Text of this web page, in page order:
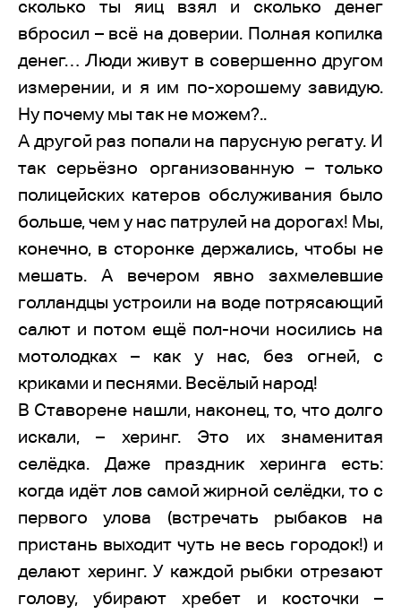
сколько ты яиц взял и сколько денег
вбросил – всё на доверии. Полная копилка
денег… Люди живут в совершенно другом
измерении, и я им по-хорошему завидую.
Ну почему мы так не можем?..
А другой раз попали на парусную регату. И
так серьёзно организованную – только
полицейских катеров обслуживания было
больше, чем у нас патрулей на дорогах! Мы,
конечно, в сторонке держались, чтобы не
мешать. А вечером явно захмелевшие
голландцы устроили на воде потрясающий
салют и потом ещё пол-ночи носились на
мотолодках – как у нас, без огней, с
криками и песнями. Весёлый народ!
В Ставорене нашли, наконец, то, что долго
искали, – херинг. Это их знаменитая
селёдка. Даже праздник херинга есть:
когда идёт лов самой жирной селёдки, то с
первого улова (встречать рыбаков на
пристань выходит чуть не весь городок!) и
делают херинг. У каждой рыбки отрезают
голову, убирают хребет и косточки –